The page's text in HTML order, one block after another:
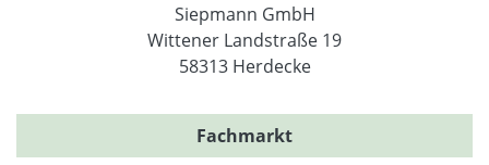
Siepmann GmbH
Wittener Landstraße 19
58313 Herdecke
Fachmarkt